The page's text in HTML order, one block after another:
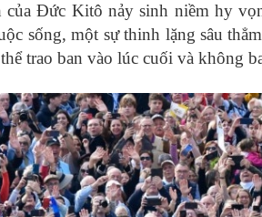
Đức Kitô nảy sinh niềm hy
sống, một sự thinh lặng sâu
trao ban vào lúc cuối và không